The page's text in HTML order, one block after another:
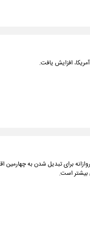
افزایش یافت.
برای تبدیل شدن به چهارمین
بیشتر است.